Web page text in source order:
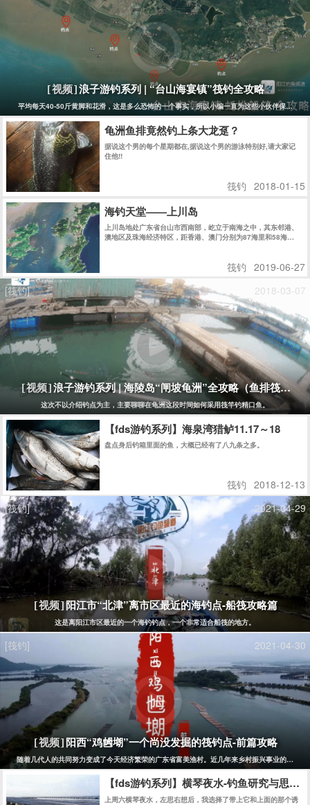
[视频]浪子游钓系列 | “台山海宴镇”筏钓全攻略
平均每天40-50斤黄脚和花滑，这是多么恐怖的一个事实，所以小编一直为这些小伙伴保密没
龟洲鱼排竟然钓上条大龙趸？
据说这个男的每个星期都在,据说这个男的游泳特别好,请大家记
住他!!
筏钓 2018-01-15
海钓天堂——上川岛
上川岛地处广东省台山市西南部，屹立于南海之中，其东邻港、
澳地区及珠海经济特区，距香港、澳门分别为87海里和58海
筏钓 2019-06-27
[筏钓]
2018-03-07
[视频]浪子游钓系列 | 海陵岛“闸坡龟洲”全攻略（鱼排筏钓）
这次不以介绍钓点为主，主要聊聊在龟洲这段时间如何采用筏竿钓精口鱼。
【fds游钓系列】海泉湾猎鲈11.17～18
盘点身后钓箱里面的鱼，大概已经有了八九条之多。
筏钓 2018-12-13
[筏钓]
2021-04-29
[视频]阳江市“北津”离市区最近的海钓点-船筏攻略篇
这是离阳江市区最近的一个海钓钓点，一个非常适合船筏的地方。
[筏钓] 2021-04-30
[视频] 阳西“鸡乸㙟”一个尚没发掘的筏钓点-前篇攻略
随着几代人的共同努力变成了今天经济繁荣的广东省富美渔村。近几年来乡村振兴事业的发展
【fds游钓系列】横琴夜水-钓鱼研究与思考
上周六横琴夜水，左思右想后，我选择了带上它和上面的那个诱